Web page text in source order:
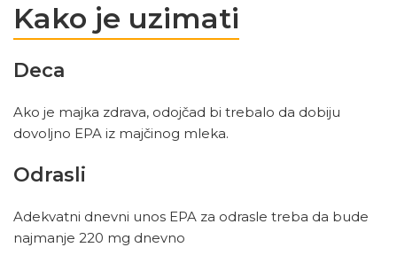
Kako je uzimati
Deca
Ako je majka zdrava, odojčad bi trebalo da dobiju
dovoljno EPA iz majčinog mleka.
Odrasli
Adekvatni dnevni unos EPA za odrasle treba da bude
najmanje 220 mg dnevno